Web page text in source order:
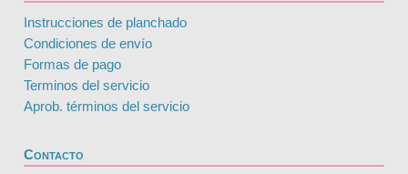
Instrucciones de planchado
Condiciones de envío
Formas de pago
Terminos del servicio
Aprob. términos del servicio
Contacto